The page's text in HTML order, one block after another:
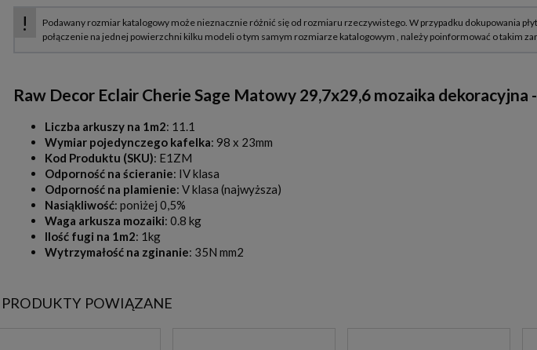
Raw Decor Eclair Cherie Sage Matowy 29,7x29,6 mozaika
Liczba arkuszy na 1m2: 11.1
Wymiar pojedynczego kafelka: 98 x 23mm
Kod Produktu (SKU): E1ZM
Odporność na ścieranie: IV klasa
Odporność na plamienie: V klasa (najwyższa)
Nasiąkliwość: poniżej 0,5%
Waga arkusza mozaiki: 0.8 kg
Ilość fugi na 1m2: 1kg
Wytrzymałość na zginanie: 35N mm2
PRODUKTY POWIĄZANE